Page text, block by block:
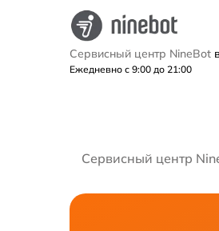
Сервисный центр NineBot
Ежедневно с 9:00 до 21:00
Сервисный центр